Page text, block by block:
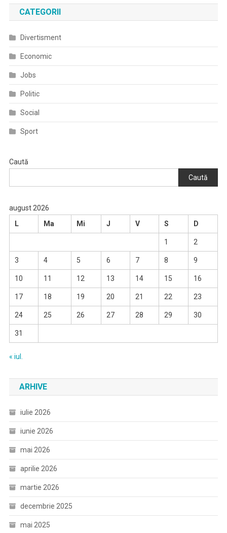
CATEGORII
Divertisment
Economic
Jobs
Politic
Social
Sport
Caută
Caută
august 2026
L
Ma Mi J V S D
1 2
3 4 5 6 7 8 9
10 11 12 13 14 15 16
17 18 19 20 21 22 23
24 25 26 27 28 29 30
31
« iul.
ARHIVE
iulie 2026
iunie 2026
mai 2026
aprilie 2026
martie 2026
decembrie 2025
mai 2025